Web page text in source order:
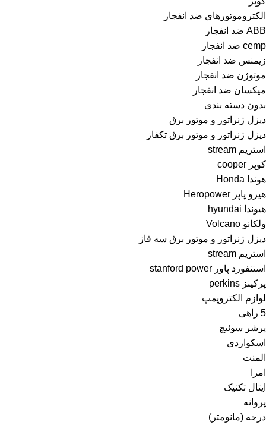
الکتروموتورهای ضد انفجار
ABB ضد انفجار
cemp ضد انفجار
زیمنس ضد انفجار
موتوژن ضد انفجار
میکسان ضد انفجار
بدون دسته بندی
دیزل ژنراتور و موتور برق
دیزل ژنراتور و موتور برق تکفاز
استریم stream
کوپر cooper
هوندا Honda
هیرو پاپر Heropower
هیوندا hyundai
ولکانو Volcano
دیزل ژنراتور و موتور برق سه فاز
استریم stream
استنفورد پاور stanford power
پرکینز perkins
لوازم الکتروپمپ
5 راهی
پرشر سوئیچ
اسکواردی
المنت
امرا
ایتال تکنیک
پروانه
درجه (مانومتر)